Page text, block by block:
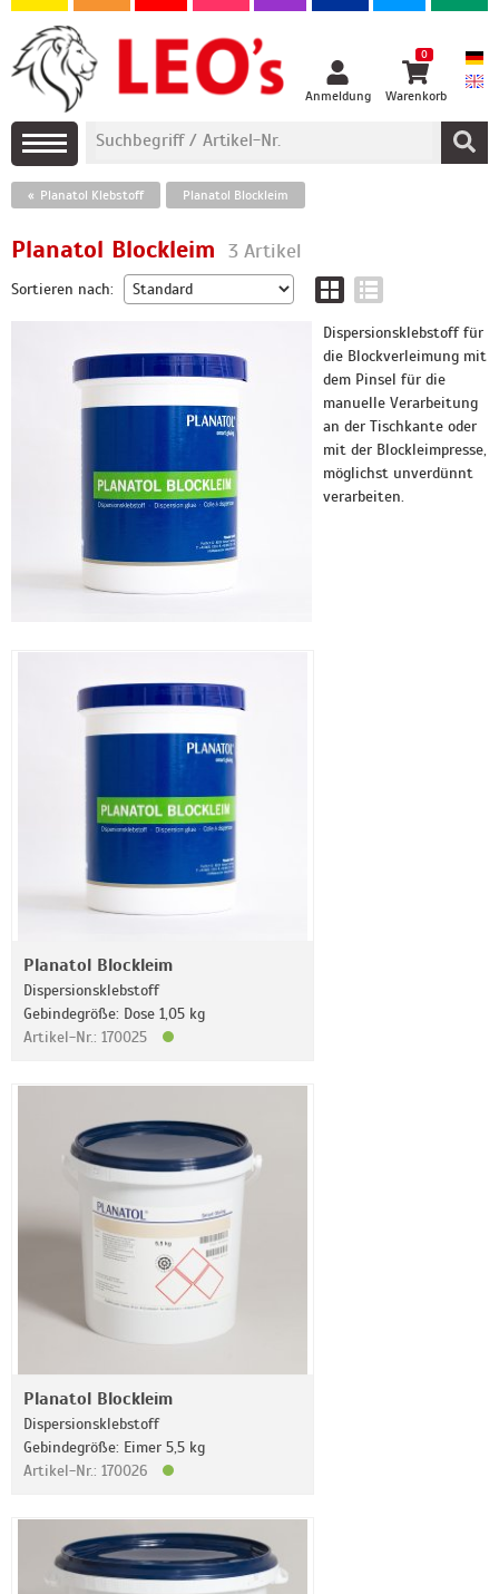
Anmeldung
0
Warenkorb
Planatol Klebstoff Planatol Blockleim
Planatol Blockleim 3 Artikel
Sortieren nach:
Dispersionsklebstoff für
die Blockverleimung mit
dem Pinsel für die
manuelle Verarbeitung
an der Tischkante oder
mit der Blockleimpresse,
möglichst unverdünnt
verarbeiten.
Planatol Blockleim
Dispersionsklebstoff
Gebindegröße: Dose 1,05 kg
Artikel-Nr.: 170025
Planatol Blockleim
Dispersionsklebstoff
Gebindegröße: Eimer 5,5 kg
Artikel-Nr.: 170026